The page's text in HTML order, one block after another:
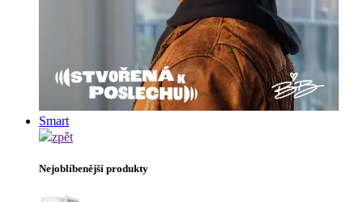
Smart
zpět
Nejoblíbenější produkty